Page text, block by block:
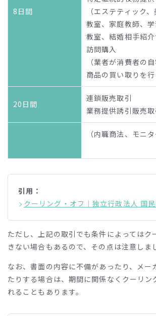
8日間
（エステティック
教室、家庭教師、
教室、結婚相手紹介
訪問購入
（業者が消費者の
商品の買い取りを行
20日間
連鎖販売取引
業務提供誘引販売取
（内職商法、モニタ
引用：
クーリング・オフ｜独立行政法人 国
ただし、上記の取引でも条件によってはク
きない場合もあるので、その点は注意しま
なお、書面の内容に不備があったり、メー
たりする場合は、期間に関係なくクーリン
れることもあります。